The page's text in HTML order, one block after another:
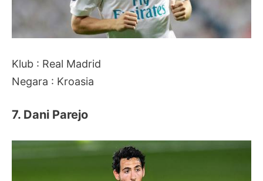
Klub : Real Madrid
Negara : Kroasia
7. Dani Parejo